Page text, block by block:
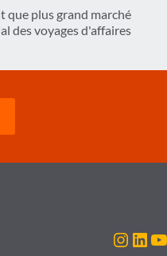
que plus grand marché
des voyages d'affaires